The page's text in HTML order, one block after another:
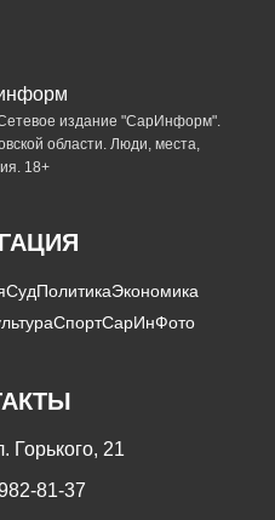
издание "СарИнформ".
области. Люди, места,
18+
СудПолитикаЭкономика
СпортСарИнФото
Горького, 21
81-37